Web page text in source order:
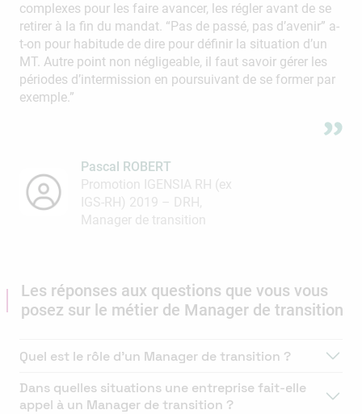
complexes pour les faire avancer, les régler avant de se
retirer à la fin du mandat. “Pas de passé, pas d’avenir” a-
t-on pour habitude de dire pour définir la situation d’un
MT. Autre point non négligeable, il faut savoir gérer les
périodes d’intermission en poursuivant de se former par
exemple.”
Pascal ROBERT
Promotion IGENSIA RH (ex
IGS-RH) 2019 – DRH,
Manager de transition
Les réponses aux questions que vous vous
posez sur le métier de Manager de transition
Quel est le rôle d’un Manager de transition ?
Dans quelles situations une entreprise fait-elle
appel à un Manager de transition ?